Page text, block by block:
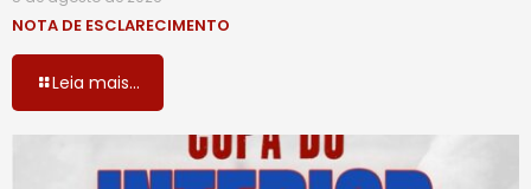
NOTA DE ESCLARECIMENTO
Leia mais...